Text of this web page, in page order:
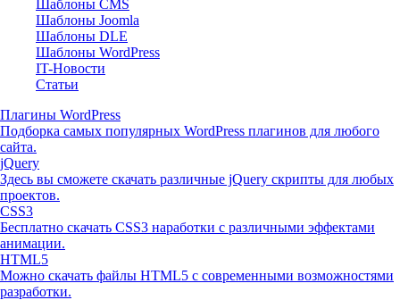
Шаблоны CMS
Шаблоны Joomla
Шаблоны DLE
Шаблоны WordPress
IT-Новости
Статьи
Плагины WordPress
Подборка самых популярных WordPress плагинов для любого
сайта.
jQuery
Здесь вы сможете скачать различные jQuery скрипты для любых
проектов.
CSS3
Бесплатно скачать CSS3 наработки с различными эффектами
анимации.
HTML5
Можно скачать файлы HTML5 с современными возможностями
разработки.